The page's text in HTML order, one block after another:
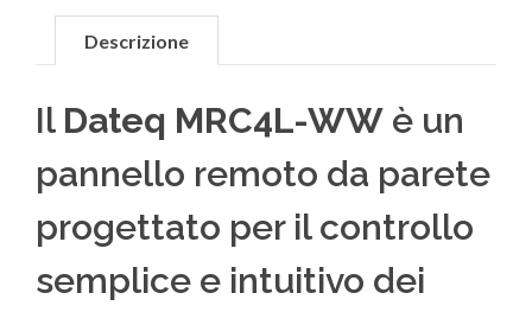
Descrizione
Il Dateq MRC4L-WW è un
pannello remoto da parete
progettato per il controllo
semplice e intuitivo dei